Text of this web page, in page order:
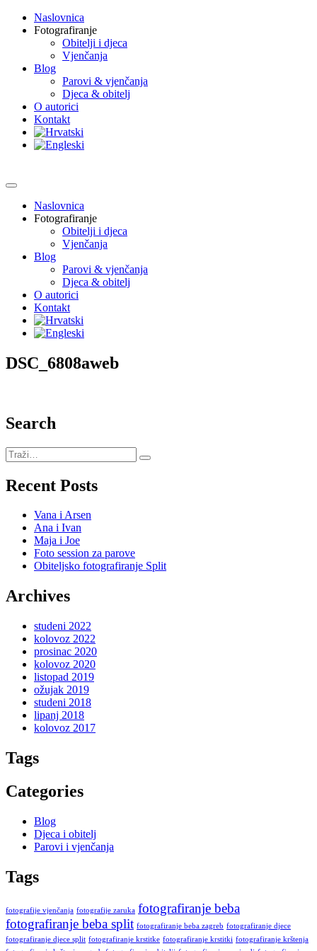
Naslovnica
Fotografiranje
Obitelji i djeca
Vjenčanja
Blog
Parovi & vjenčanja
Djeca & obitelj
O autorici
Kontakt
Naslovnica
Fotografiranje
Obitelji i djeca
Vjenčanja
Blog
Parovi & vjenčanja
Djeca & obitelj
O autorici
Kontakt
DSC_6808aweb
Search
Recent Posts
Vana i Arsen
Ana i Ivan
Maja i Joe
Foto session za parove
Obiteljsko fotografiranje Split
Archives
studeni 2022
kolovoz 2022
prosinac 2020
kolovoz 2020
listopad 2019
ožujak 2019
studeni 2018
lipanj 2018
kolovoz 2017
Tags
Categories
Blog
Djeca i obitelj
Parovi i vjenčanja
Tags
fotografije vjenčanja fotografije zaruka fotografiranje beba
fotografiranje beba split fotografiranje beba zagreb fotografiranje djece
fotografiranje djece split fotografiranje krstitke fotografiranje krstitki fotografiranje krštenja